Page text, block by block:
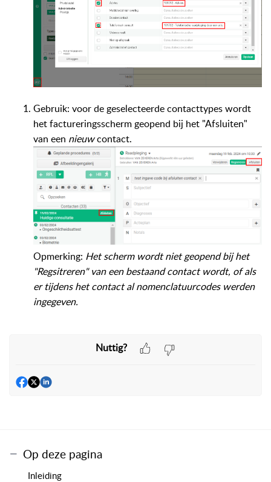
Gebruik: voor de geselecteerde contacttypes wordt
het factureringsscherm geopend bij het "Afsluiten"
van een nieuwcontact.
Opmerking: Het scherm wordt niet geopend bij het
"Regsitreren" van eenbestaandcontact wordt, of als
er tijdens het contact al nomenclatuurcodes werden
ingegeven.
Nuttig?
Op deze pagina
Inleiding